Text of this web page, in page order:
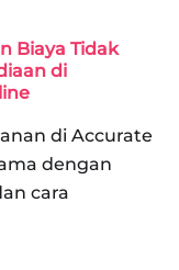
Biaya Tidak
di
di Accurate
dengan
cara